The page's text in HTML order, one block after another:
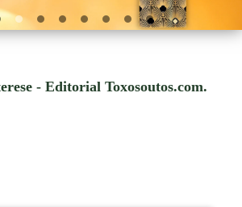
- Editorial Toxosoutos.com.